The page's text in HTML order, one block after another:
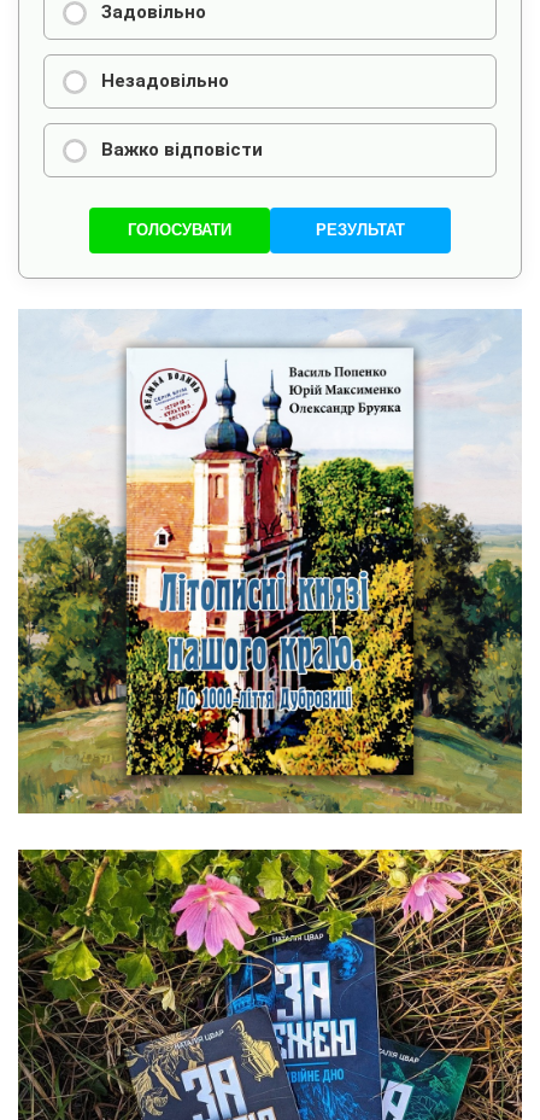
Задовільно
Незадовільно
Важко відповісти
ГОЛОСУВАТИ РЕЗУЛЬТАТ